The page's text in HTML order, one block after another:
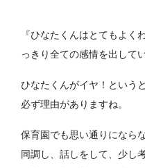
『ひなたくんはとてもよく
っきり全ての感情を出して
ひなたくんがイヤ！という
必ず理由がありますね。
保育園でも思い通りになら
同調し、話しをして、少し